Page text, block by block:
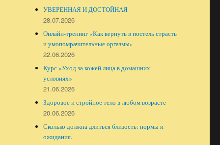
УВЕРЕННАЯ И ДОСТОЙНАЯ
28.07.2026
Онлайн-тренинг «Как вернуть в постель страсть
и умопомрачительные оргазмы»
22.06.2026
Курс «Уход за кожей лица в домашних
условиях»
21.06.2026
Здоровое и стройное тело в любом возрасте
20.06.2026
Сколько должна длиться близость: нормы и
ожидания.